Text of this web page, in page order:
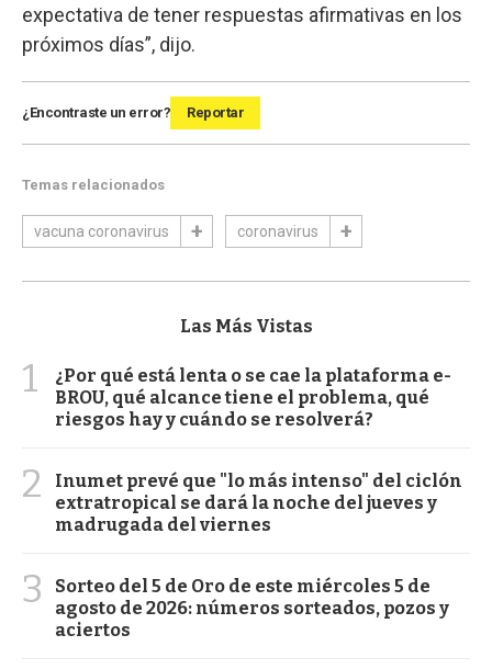
expectativa de tener respuestas afirmativas en los
próximos días”, dijo.
¿Encontraste un error? Reportar
Temas relacionados
vacuna coronavirus coronavirus
Las Más Vistas
1
¿Por qué está lenta o se cae la plataforma e-
BROU, qué alcance tiene el problema, qué
riesgos hay y cuándo se resolverá?
2
Inumet prevé que "lo más intenso" del ciclón
extratropical se dará la noche del jueves y
madrugada del viernes
3
Sorteo del 5 de Oro de este miércoles 5 de
agosto de 2026: números sorteados, pozos y
aciertos